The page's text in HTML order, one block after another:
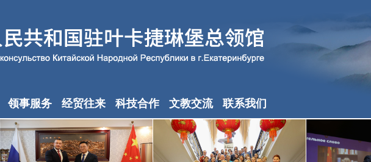
领事服务 经贸往来 科技合作 文教交流 联系我们